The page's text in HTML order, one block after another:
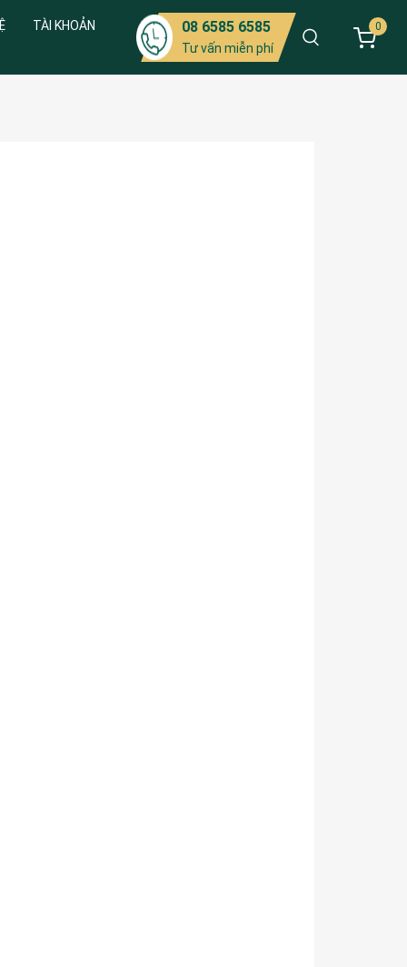
TÀI KHOẢN 08 6585 6585
Tư vấn miễn phí
0